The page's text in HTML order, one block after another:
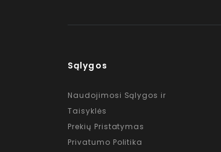
Sąlygos
Naudojimosi Sąlygos ir
Taisyklės
Prekių Pristatymas
Privatumo Politika